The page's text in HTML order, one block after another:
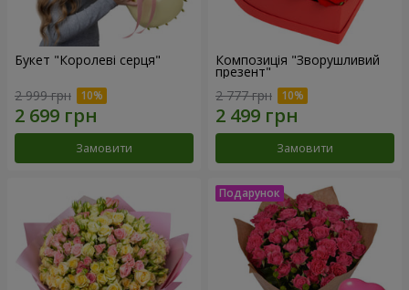
Букет "Королеві серця"
2 999 грн
Замовити
Композиція "Зворушливий
презент"
2 777 грн
Замовити